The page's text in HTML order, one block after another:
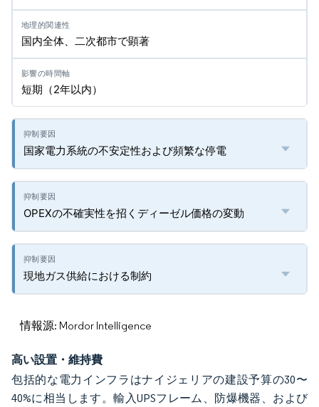
国内全体、二次都市で顕著
短期（2年以内）
国家電力系統の不安定性および頻繁な停電
OPEXの不確実性を招くディーゼル価格の変動
現地ガス供給における制約
情報源: Mordor Intelligence
高い設置・維持費
包括的な電力インフラはナイジェリアの建設予算の30〜
40%に相当します。輸入UPSフレーム、防爆機器、および